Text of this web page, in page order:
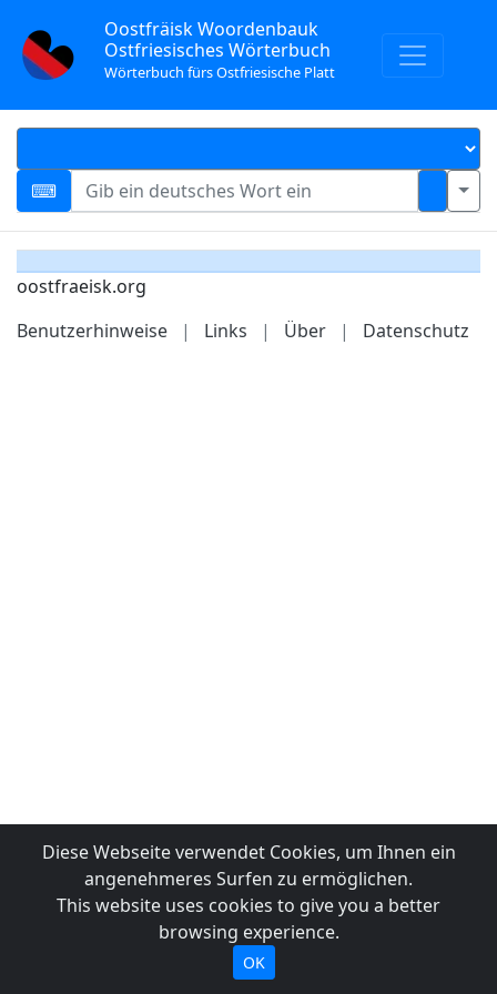
Oostfräisk Woordenbauk
Ostfriesisches Wörterbuch
Wörterbuch fürs Ostfriesische Platt
oostfraeisk.org
Benutzerhinweise
| Links | Über | Datenschutz
Diese Webseite verwendet Cookies, um Ihnen ein
angenehmeres Surfen zu ermöglichen.
This website uses cookies to give you a better
browsing experience.
OK